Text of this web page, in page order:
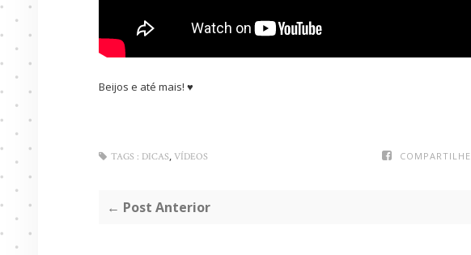
Beijos e até mais! ♥
COMPARTILHE
TAGS : DICAS VÍDEOS
← Post Anterior